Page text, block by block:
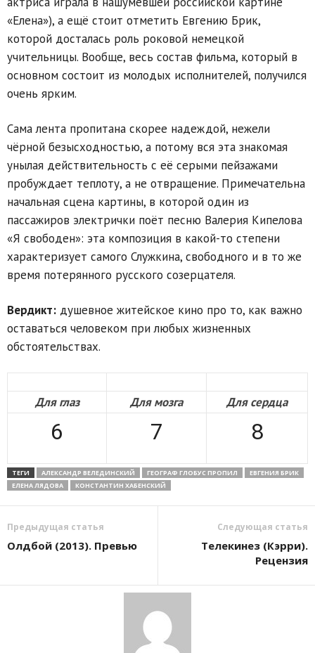
«Елена»), а ещё стоит отметить Евгению Брик,
которой досталась роль роковой немецкой
учительницы. Вообще, весь состав фильма, который в
основном состоит из молодых исполнителей, получился
очень ярким.
Сама лента пропитана скорее надеждой, нежели
чёрной безысходностью, а потому вся эта знакомая
унылая действительность с её серыми пейзажами
пробуждает теплоту, а не отвращение. Примечательна
начальная сцена картины, в которой один из
пассажиров электрички поёт песню Валерия Кипелова
«Я свободен»: эта композиция в какой-то степени
характеризует самого Служкина, свободного и в то же
время потерянного русского созерцателя.
Вердикт: душевное житейское кино про то, как важно
оставаться человеком при любых жизненных
обстоятельствах.
Для глаз Для мозга Для сердца
6 7 8
ТЕГИ АЛЕКСАНДР ВЕЛЕДИНСКИЙ ГЕОГРАФ ГЛОБУС ПРОПИЛ
ЕВГЕНИЯ БРИК
ЕЛЕНА ЛЯДОВА
КОНСТАНТИН ХАБЕНСКИЙ
Предыдущая статья
Олдбой (2013). Превью
Следующая статья
Телекинез (Кэрри).
Рецензия